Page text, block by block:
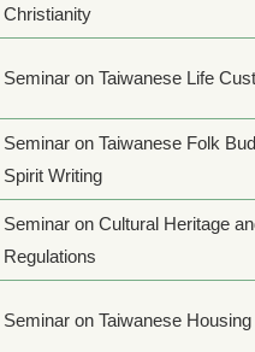
Christianity
Seminar on Taiwanese Life
Seminar on Taiwanese Folk
Spirit Writing
Seminar on Cultural Heritage
Regulations
Seminar on Taiwanese